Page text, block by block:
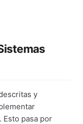
y
pasa por